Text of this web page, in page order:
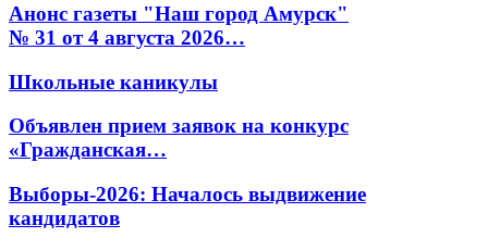
Анонс газеты "Наш город Амурск"
№ 31 от 4 августа 2026…
Школьные каникулы
Объявлен прием заявок на конкурс
«Гражданская…
Выборы-2026: Началось выдвижение
кандидатов